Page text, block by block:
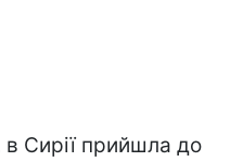
Сирії прийшла до